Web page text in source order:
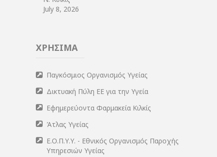
July 8, 2026
ΧΡΗΣΙΜΑ
Παγκόσμιος Οργανισμός Υγείας
Δικτυακή Πύλη ΕΕ για την Υγεία
Εφημερεύοντα Φαρμακεία Κιλκίς
Άτλας Υγείας
Ε.Ο.Π.Υ.Υ. - Εθνικός Οργανισμός Παροχής
Υπηρεσιών Υγείας